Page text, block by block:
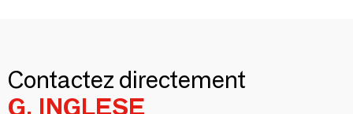
Contactez directement
G. INGLESE